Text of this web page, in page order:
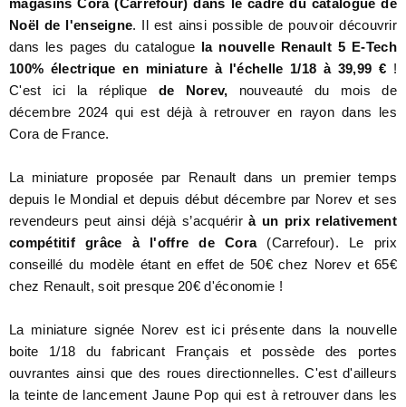
Noël de l'enseigne. Il est ainsi possible de pouvoir découvrir
dans les pages du catalogue la nouvelle Renault 5 E-Tech
100% électrique en miniature à l'échelle 1/18 à 39,99 € !
C'est ici la réplique de Norev, nouveauté du mois de
décembre 2024 qui est déjà à retrouver en rayon dans les
Cora de France.
La miniature proposée par Renault dans un premier temps
depuis le Mondial et depuis début décembre par Norev et ses
revendeurs peut ainsi déjà s’acquérir à un prix relativement
compétitif grâce à l'offre de Cora(Carrefour). Le prix
conseillé du modèle étant en effet de 50€ chez Norev et 65€
chez Renault, soit presque 20€ d'économie !
La miniature signée Norev est ici présente dans la nouvelle
boite 1/18 du fabricant Français et possède des portes
ouvrantes ainsi que des roues directionnelles. C'est d'ailleurs
la teinte de lancement Jaune Pop qui est à retrouver dans les